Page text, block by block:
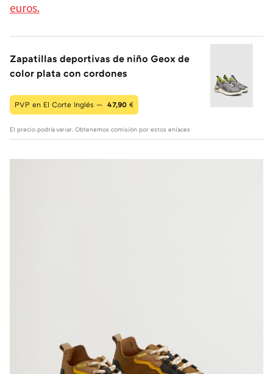
euros.
Zapatillas deportivas de niño Geox de
color plata con cordones
PVP en El Corte Inglés — 47,90 €
El precio podría variar. Obtenemos comisión por estos enlaces